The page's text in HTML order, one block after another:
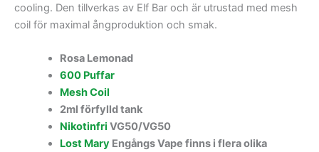
cooling. Den tillverkas av Elf Bar och är utrustad med mesh
coil för maximal ångproduktion och smak.
Rosa Lemonad
600 Puffar
Mesh Coil
2ml förfylld tank
Nikotinfri VG50/VG50
Lost MaryEngångs Vape finns i flera olika